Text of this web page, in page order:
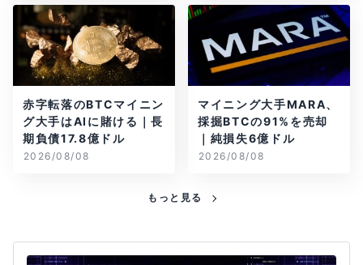
赤字転落のBTCマイニン
グ大手はAIに賭ける｜長
期負債17.8億ドル
2026/08/08
マイニング大手MARA、
採掘BTCの91%を売却
｜純損失6億ドル
2026/08/08
もっと見る